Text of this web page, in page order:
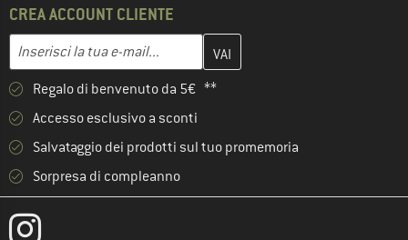
CREA ACCOUNT CLIENTE
Indirizzo e-mail
Inserisci qui il tuo indirizzo e-mail e crea il tuo account cliente
Regalo di benvenuto da 5€ **
Accesso esclusivo a sconti
Salvataggio dei prodotti sul tuo promemoria
Sorpresa di compleanno